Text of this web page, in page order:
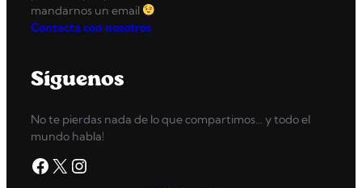
mandarnos un email
Contacta con nosotros
Síguenos
No te pierdas nada de lo que compartimos… y todo el
mundo habla!
Facebook X Instagram